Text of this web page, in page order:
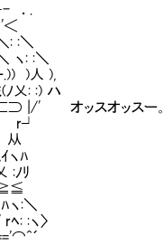
.
:＼
: :＼
)人 ),
: :) ハ
スオッスー
ﾊ
ﾉﾘ
≧≦
ヽ:＼
:ヽ〉